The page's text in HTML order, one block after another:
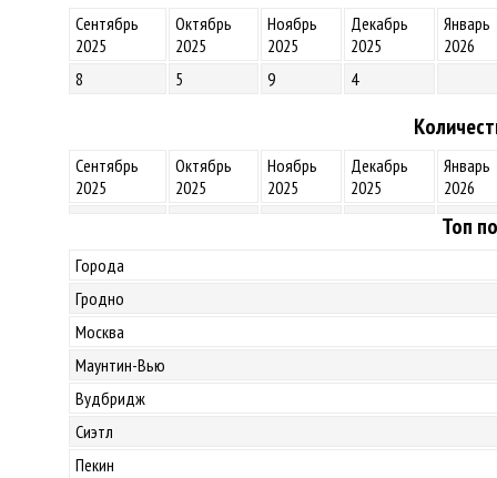
Сентябрь
2025
Октябрь
2025
Ноябрь
2025
Декабрь
2025
Январь
2026
8
5 9 4
Сентябрь
2025
Октябрь
2025
Ноябрь
2025
Декабрь
2025
Январь
2026
Топ
Города
Гродно
Москва
Маунтин-Вью
Вудбридж
Сиэтл
Пекин